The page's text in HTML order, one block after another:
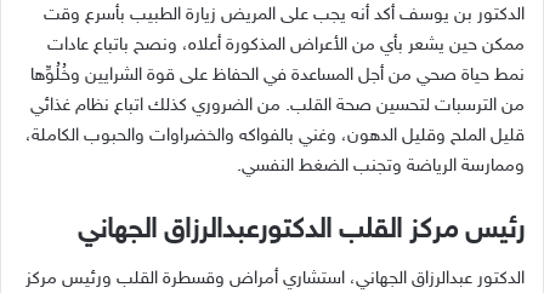
الدكتور بن يوسف أكد أنه يجب على المريض زيارة الطبيب بأسرع وقت
ممكن حين يشعر بأي من الأعراض المذكورة أعلاه، ونصح باتباع عادات
نمط حياة صحي من أجل المساعدة في الحفاظ على قوة الشرايين وخُلُوِّها
من الترسبات لتحسين صحة القلب. من الضروري كذلك اتباع نظام غذائي
قليل الملح وقليل الدهون، وغني بالفواكه والخضراوات والحبوب الكاملة،
وممارسة الرياضة وتجنب الضغط النفسي.
رئيس مركز القلب الدكتورعبدالرزاق الجهاني
الدكتور عبدالرزاق الجهاني، استشاري أمراض وقسطرة القلب ورئيس مركز